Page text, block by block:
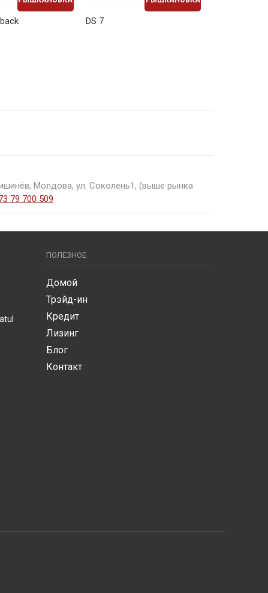
DS 7
Молдова, ул. Соколень1, (выше рынка
79 700 509
ПОЛЕЗНОЕ
Домой
Трэйд-ин
Кредит
Лизинг
Блог
Контакт